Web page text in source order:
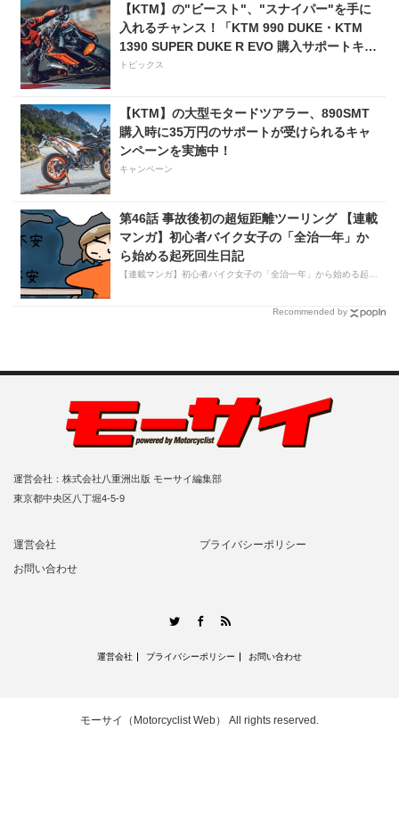
【KTM】の"ビースト"、"スナイパー"を手に
入れるチャンス！「KTM 990 DUKE・KTM
1390 SUPER DUKE R EVO 購入サポートキャ
ンペーン」
トピックス
【KTM】の大型モタードツアラー、890SMT
購入時に35万円のサポートが受けられるキャ
ンペーンを実施中！
キャンペーン
第46話 事故後初の超短距離ツーリング 【連載
マンガ】初心者バイク女子の「全治一年」か
ら始める起死回生日記
Recommended by
運営会社：株式会社八重洲出版 モーサイ編集部
東京都中央区八丁堀4-5-9
運営会社
プライバシーポリシー
お問い合わせ
TwitterFacebook
運営会社 プライバシーポリシー お問い合わせ
モーサイ（Motorcyclist Web） All rights reserved.